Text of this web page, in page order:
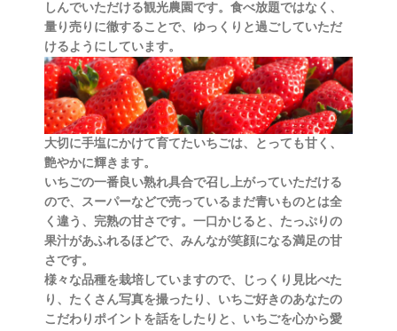
しんでいただける観光農園です。食べ放題ではなく、
量り売りに徹することで、ゆっくりと過ごしていただ
けるようにしています。
大切に手塩にかけて育てたいちごは、とっても甘く、
艶やかに輝きます。
いちごの一番良い熟れ具合で召し上がっていただける
ので、スーパーなどで売っているまだ青いものとは全
く違う、完熟の甘さです。一口かじると、たっぷりの
果汁があふれるほどで、みんなが笑顔になる満足の甘
さです。
様々な品種を栽培していますので、じっくり見比べた
り、たくさん写真を撮ったり、いちご好きのあなたの
こだわりポイントを話をしたりと、いちごを心から愛